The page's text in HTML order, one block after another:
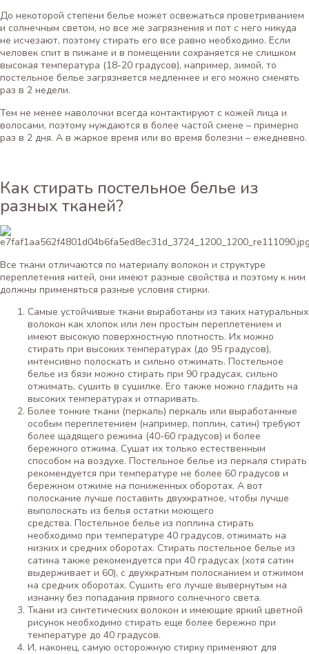
До некоторой степени белье может освежаться проветриванием
и солнечным светом, но все же загрязнения и пот с него никуда
не исчезают, поэтому стирать его все равно необходимо. Если
человек спит в пижаме и в помещении сохраняется не слишком
высокая температура (18-20 градусов), например, зимой, то
постельное белье загрязняется медленнее и его можно сменять
раз в 2 недели.
Тем не менее наволочки всегда контактируют с кожей лица и
волосами, поэтому нуждаются в более частой смене – примерно
раз в 2 дня. А в жаркое время или во время болезни – ежедневно.
Как стирать постельное белье из
разных тканей?
Все ткани отличаются по материалу волокон и структуре
переплетения нитей, они имеют разные свойства и поэтому к ним
должны применяться разные условия стирки.
Самые устойчивые ткани выработаны из таких натуральных
волокон как хлопок или лен простым переплетением и
имеют высокую поверхностную плотность. Их можно
стирать при высоких температурах (до 95 градусов),
интенсивно полоскать и сильно отжимать. Постельное
белье из бязи можно стирать при 90 градусах, сильно
отжимать, сушить в сушилке. Его также можно гладить на
высоких температурах и отпаривать.
Более тонкие ткани (перкаль) перкаль или выработанные
особым переплетением (например, поплин, сатин) требуют
более щадящего режима (40-60 градусов) и более
бережного отжима. Сушат их только естественным
способом на воздухе. Постельное белье из перкаля стирать
рекомендуется при температуре не более 60 градусов и
бережном отжиме на пониженных оборотах. А вот
полоскание лучше поставить двухкратное, чтобы лучше
выполоскать из белья остатки моющего
средства. Постельное белье из поплина стирать
необходимо при температуре 40 градусов, отжимать на
низких и средних оборотах. Стирать постельное белье из
сатина также рекомендуется при 40 градусах (хотя сатин
выдерживает и 60), с двухкратным полосканием и отжимом
на средних оборотах. Сушить его лучше вывернутым на
изнанку без попадания прямого солнечного света.
Ткани из синтетических волокон и имеющие яркий цветной
рисунок необходимо стирать еще более бережно при
температуре до 40 градусов.
И, наконец, самую осторожную стирку применяют для